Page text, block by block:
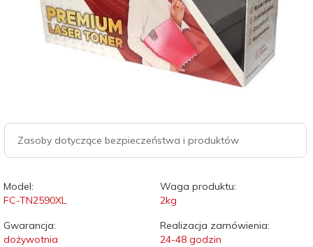
Zasoby dotyczące bezpieczeństwa i produktów
Model:
FC-TN2590XL
Waga produktu:
2kg
Gwarancja:
dożywotnia
Realizacja zamówienia:
24-48 godzin